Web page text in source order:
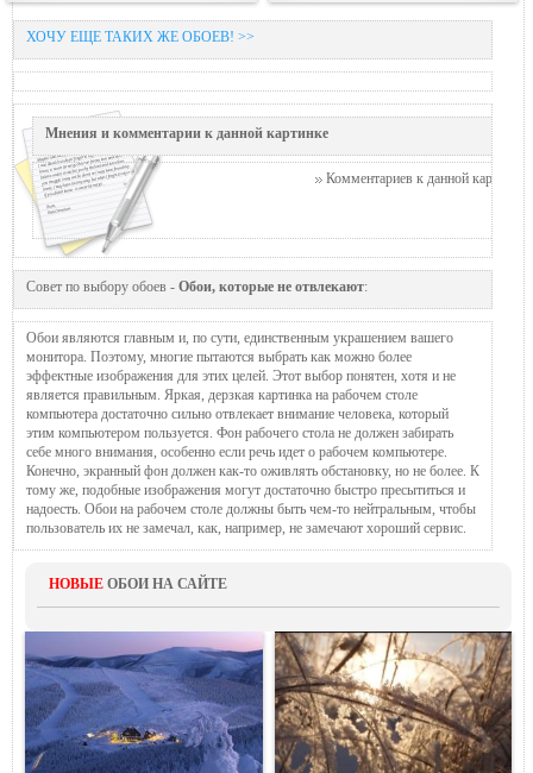
ХОЧУ ЕЩЕ ТАКИХ ЖЕ ОБОЕВ! >>
Мнения и комментарии к данной картинке
Комментариев к данной картинке
Совет по выбору обоев - Обои, которые не отвлекают:
Обои являются главным и, по сути, единственным украшением вашего
монитора. Поэтому, многие пытаются выбрать как можно более
эффектные изображения для этих целей. Этот выбор понятен, хотя и не
является правильным. Яркая, дерзкая картинка на рабочем столе
компьютера достаточно сильно отвлекает внимание человека, который
этим компьютером пользуется. Фон рабочего стола не должен забирать
себе много внимания, особенно если речь идет о рабочем компьютере.
Конечно, экранный фон должен как-то оживлять обстановку, но не более. К
тому же, подобные изображения могут достаточно быстро пресытиться и
надоесть. Обои на рабочем столе должны быть чем-то нейтральным, чтобы
пользователь их не замечал, как, например, не замечают хороший сервис.
НОВЫЕ ОБОИ НА САЙТЕ